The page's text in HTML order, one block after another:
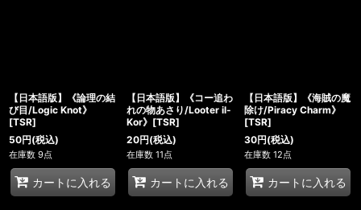
【日本語版】《論理の結
び目/Logic Knot》
[TSR]
50円(税込)
在庫数 9点
カートに入れる
【日本語版】《コー追わ
れの物あさり/Looter il-
Kor》[TSR]
20円(税込)
在庫数 11点
カートに入れる
【日本語版】《海賊の魔
除け/Piracy Charm》
[TSR]
30円(税込)
在庫数 12点
カートに入れる